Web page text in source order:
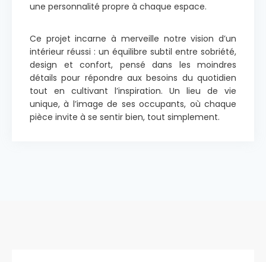
une personnalité propre à chaque espace.
Ce projet incarne à merveille notre vision d’un
intérieur réussi : un équilibre subtil entre sobriété,
design et confort, pensé dans les moindres
détails pour répondre aux besoins du quotidien
tout en cultivant l’inspiration. Un lieu de vie
unique, à l’image de ses occupants, où chaque
pièce invite à se sentir bien, tout simplement.